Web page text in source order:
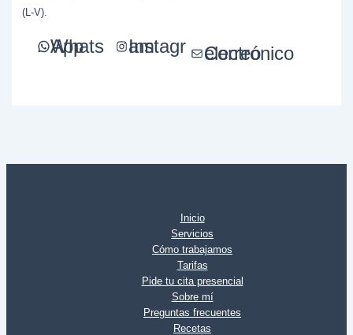
(L-V).
WhatsApp Instagram Correo electrónico
Inicio
Servicios
Cómo trabajamos
Tarifas
Pide tu cita presencial
Sobre mí
Preguntas frecuentes
Recetas